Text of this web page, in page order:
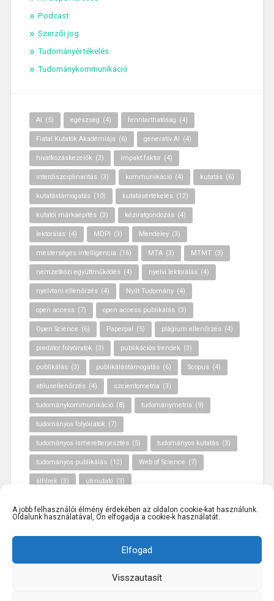
A jobb felhasználói élmény érdekében az oldalon cookie-kat használunk.
Oldalunk használatával, Ön elfogadja a cookie-k használatát.
Elfogad
Visszautasít
Podcast
Szerzői jog
Tudományértékelés
Tudománykommunikáció
AI (5) egészség (4) fenntarthatóság (4)
Fiatal Kutatók Akadémiája (6) generatív AI (4)
hivatkozáskezelők (3) impakt faktor (4)
interdiszciplinaritás (3) kommunikáció (4) kutatás (6)
kutatástámogatás (10) kutatásértékelés (12)
kutatói márkaépítés (3) kéziratgondozás (4)
lektorálás (4) MDPI (3) Mendeley (3)
mesterséges intelligencia (16) MTA (3) MTMT (3)
nemzetközi együttműködés (4) nyelvi lektorálás (4)
nyelvtani ellenőrzés (4) Nyílt Tudomány (4)
open access (7) open access publikálás (3)
Open Science (6) Paperpal (5) plágium ellenőrzés (4)
predátor folyóiratok (3) publikációs trendek (3)
publikálás (3) publikálástámogatás (6) Scopus (4)
stílusellenőrzés (4) szcientometria (3)
tudománykommunikáció (8) tudománymetria (9)
tudományos folyóiratok (7)
tudományos ismeretterjesztés (5) tudományos kutatás (3)
tudományos publikálás (12) Web of Science (7)
álhírek (3) útmutató (3)